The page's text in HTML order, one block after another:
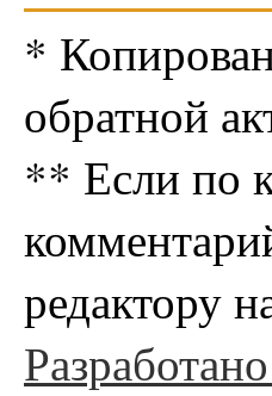
*
обратной
** Если по
редактору